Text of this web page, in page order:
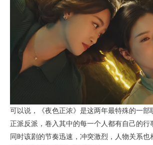
可以说，《夜色正浓》是这两年最特殊的一部
正派反派，卷入其中的每一个人都有自己的行
同时该剧的节奏迅速，冲突激烈，人物关系也